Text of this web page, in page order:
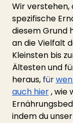
Wir verstehen,
spezifische
diesem Grund
an die Vielfalt
Kleinsten bis
Ältesten und
heraus, für
auch hier, wie
indem du